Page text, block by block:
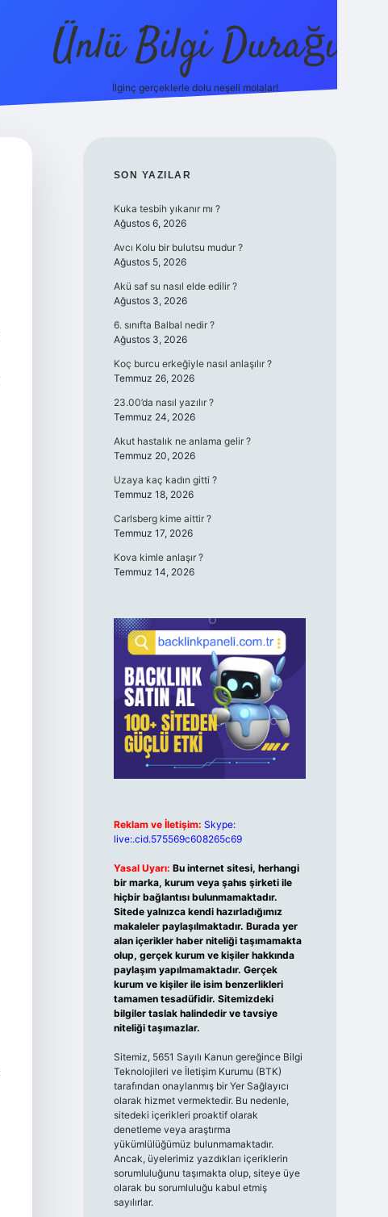
Ünlü Bilgi Durağı
İlginç gerçeklerle dolu neşeli molalar!
SIDEBAR
SON YAZILAR
Kuka tesbih yıkanır mı ?
Ağustos 6, 2026
Avcı Kolu bir bulutsu mudur ?
Ağustos 5, 2026
Akü saf su nasıl elde edilir ?
Ağustos 3, 2026
6. sınıfta Balbal nedir ?
Ağustos 3, 2026
Koç burcu erkeğiyle nasıl anlaşılır ?
Temmuz 26, 2026
23.00’da nasıl yazılır ?
Temmuz 24, 2026
Akut hastalık ne anlama gelir ?
Temmuz 20, 2026
Uzaya kaç kadın gitti ?
Temmuz 18, 2026
Carlsberg kime aittir ?
Temmuz 17, 2026
Kova kimle anlaşır ?
Temmuz 14, 2026
Reklam ve İletişim: Skype:
live:.cid.575569c608265c69
Yasal Uyarı: Bu internet sitesi, herhangi
bir marka, kurum veya şahıs şirketi ile
hiçbir bağlantısı bulunmamaktadır.
Sitede yalnızca kendi hazırladığımız
makaleler paylaşılmaktadır. Burada yer
alan içerikler haber niteliği taşımamakta
olup, gerçek kurum ve kişiler hakkında
paylaşım yapılmamaktadır. Gerçek
kurum ve kişiler ile isim benzerlikleri
tamamen tesadüfidir. Sitemizdeki
bilgiler taslak halindedir ve tavsiye
niteliği taşımazlar.
Sitemiz, 5651 Sayılı Kanun gereğince Bilgi
Teknolojileri ve İletişim Kurumu (BTK)
tarafından onaylanmış bir Yer Sağlayıcı
olarak hizmet vermektedir. Bu nedenle,
sitedeki içerikleri proaktif olarak
denetleme veya araştırma
yükümlülüğümüz bulunmamaktadır.
Ancak, üyelerimiz yazdıkları içeriklerin
sorumluluğunu taşımakta olup, siteye üye
olarak bu sorumluluğu kabul etmiş
sayılırlar.